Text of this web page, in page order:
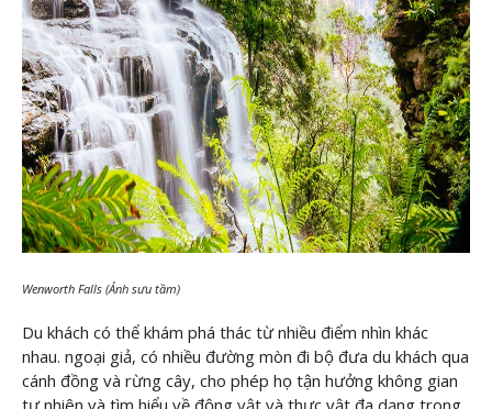
Wenworth Falls (Ảnh sưu tầm)
Du khách có thể khám phá thác từ nhiều điểm nhìn khác
nhau. ngoại giả, có nhiều đường mòn đi bộ đưa du khách qua
cánh đồng và rừng cây, cho phép họ tận hưởng không gian